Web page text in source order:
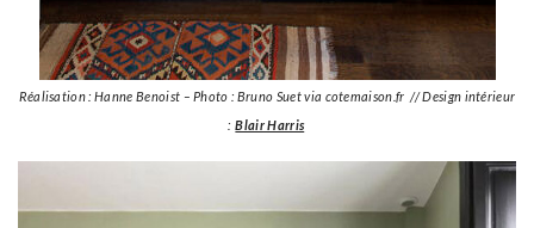
Réalisation : Hanne Benoist – Photo : Bruno Suet via cotemaison.fr // Design intérieur
: Blair Harris